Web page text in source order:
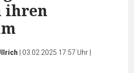
ihren
| 03.02.2025 17:57 Uhr|